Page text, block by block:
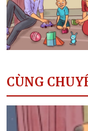
CÙNG